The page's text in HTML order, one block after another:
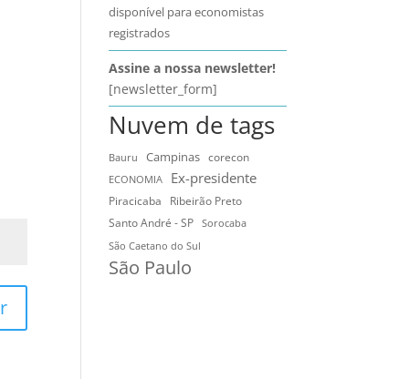
disponível para economistas
registrados
Assine a nossa newsletter!
[newsletter_form]
Nuvem de tags
Bauru Campinas
corecon
ECONOMIA
Ex-presidente
Piracicaba
Ribeirão Preto
Santo André - SP
Sorocaba
São Caetano do Sul
São Paulo